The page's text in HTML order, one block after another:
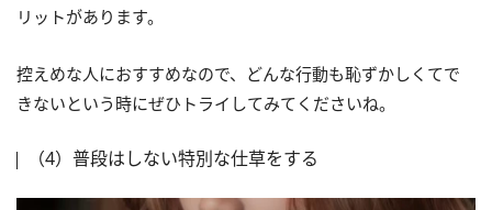
リットがあります。
控えめな人におすすめなので、どんな行動も恥ずかしくてで
きないという時にぜひトライしてみてくださいね。
（4）普段はしない特別な仕草をする